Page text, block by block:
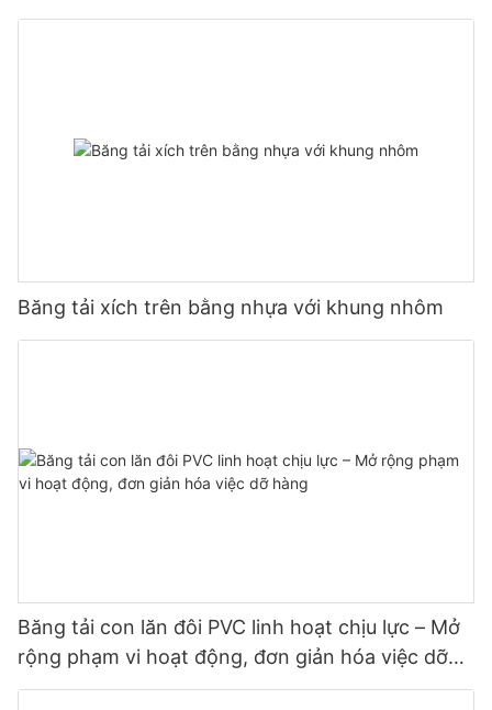
Băng tải xích trên bằng nhựa với khung nhôm
Băng tải con lăn đôi PVC linh hoạt chịu lực – Mở
rộng phạm vi hoạt động, đơn giản hóa việc dỡ
hàng